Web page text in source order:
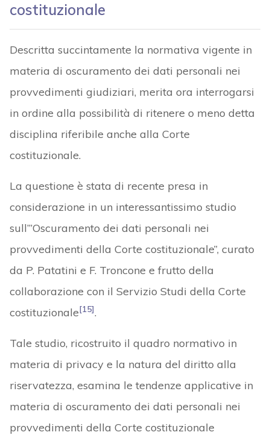
costituzionale
Descritta succintamente la normativa vigente in
materia di oscuramento dei dati personali nei
provvedimenti giudiziari, merita ora interrogarsi
in ordine alla possibilità di ritenere o meno detta
disciplina riferibile anche alla Corte
costituzionale.
La questione è stata di recente presa in
considerazione in un interessantissimo studio
sull’”Oscuramento dei dati personali nei
provvedimenti della Corte costituzionale”, curato
da P. Patatini e F. Troncone e frutto della
collaborazione con il Servizio Studi della Corte
costituzionale[15].
Tale studio, ricostruito il quadro normativo in
materia di privacy e la natura del diritto alla
riservatezza, esamina le tendenze applicative in
materia di oscuramento dei dati personali nei
provvedimenti della Corte costituzionale